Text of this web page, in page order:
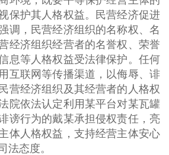
保护其人格权益。民营经济促进
调，民营经济组织的名称权、名
经济组织经营者的名誉权、荣誉
息等人格权益受法律保护。任何
互联网等传播渠道，以侮辱、诽
营经济组织及其经营者的人格权
院依法认定利用某平台对某瓦罐
谤行为的戴某承担侵权责任，亮
体人格权益，支持经营主体安心
法态度。